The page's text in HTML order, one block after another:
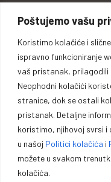
Poštujemo vašu
Koristimo kolačiće i
ispravno funkcioniranje
vaš pristanak,
Neophodni kolačići
stranice, dok se ostali
pristanak. Detaljne
koristimo, njihovoj svrsi
u našoj Politici kolačića i
možete u svakom
kolačića.
Oprema za
Vrhunska opremu za
našoj ponudi pronaći ćete
opremu za lov, sport